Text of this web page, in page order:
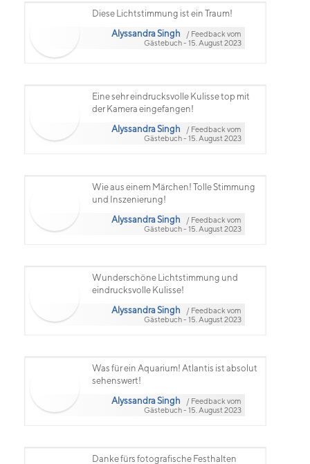
Diese Lichtstimmung ist ein Traum!
Alyssandra Singh
/ Feedback vom
Gästebuch - 15. August 2023
Eine sehr eindrucksvolle Kulisse top mit
der Kamera eingefangen!
Alyssandra Singh
/ Feedback vom
Gästebuch - 15. August 2023
Wie aus einem Märchen! Tolle Stimmung
und Inszenierung!
Alyssandra Singh
/ Feedback vom
Gästebuch - 15. August 2023
Wunderschöne Lichtstimmung und
eindrucksvolle Kulisse!
Alyssandra Singh
/ Feedback vom
Gästebuch - 15. August 2023
Was für ein Aquarium! Atlantis ist absolut
sehenswert!
Alyssandra Singh
/ Feedback vom
Gästebuch - 15. August 2023
Danke fürs fotografische Festhalten